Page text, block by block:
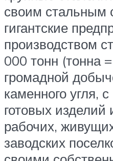
своим стальным
гигантские
производством
000 тонн (тонна
громадной
каменного угля,
готовых изделий
рабочих,
заводских